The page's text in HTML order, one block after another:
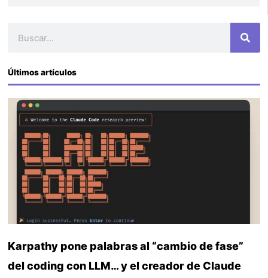
Últimos artículos
Karpathy pone palabras al “cambio de fase”
del coding con LLM… y el creador de Claude